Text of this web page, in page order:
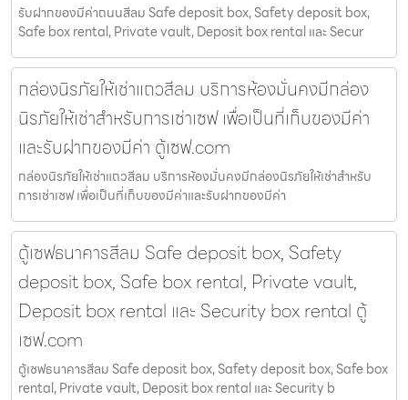
รับฝากของมีค่าถนนสีลม Safe deposit box, Safety deposit box,
Safe box rental, Private vault, Deposit box rental และ Secur
กล่องนิรภัยให้เช่าแถวสีลม บริการห้องมั่นคงมีกล่อง
นิรภัยให้เช่าสำหรับการเช่าเซฟ เพื่อเป็นที่เก็บของมีค่า
และรับฝากของมีค่า ตู้เซฟ.com
กล่องนิรภัยให้เช่าแถวสีลม บริการห้องมั่นคงมีกล่องนิรภัยให้เช่าสำหรับ
การเช่าเซฟ เพื่อเป็นที่เก็บของมีค่าและรับฝากของมีค่า
ตู้เซฟธนาคารสีลม Safe deposit box, Safety
deposit box, Safe box rental, Private vault,
Deposit box rental และ Security box rental ตู้
เซฟ.com
ตู้เซฟธนาคารสีลม Safe deposit box, Safety deposit box, Safe box
rental, Private vault, Deposit box rental และ Security b